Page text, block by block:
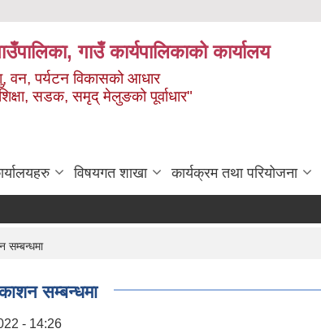
गाउँ कार्यपालिकाको कार्यालय
वन, पर्यटन विकासको आधार
सडक, समृद् मेलुङको पूर्वाधार"
विषयगत शाखा कार्यक्रम तथा परियोजना
सम्बन्धमा
सम्बन्धमा
- 14:26